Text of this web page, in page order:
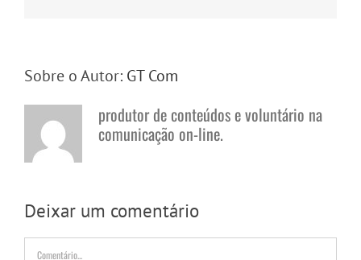
Sobre o Autor: GT Com
produtor de conteúdos e voluntário na
comunicação on-line.
Deixar um comentário
Comentário